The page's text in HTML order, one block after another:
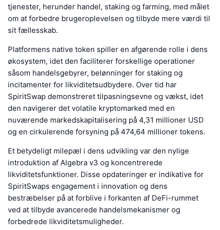
tjenester, herunder handel, staking og farming, med målet
om at forbedre brugeroplevelsen og tilbyde mere værdi til
sit fællesskab.
Platformens native token spiller en afgørende rolle i dens
økosystem, idet den faciliterer forskellige operationer
såsom handelsgebyrer, belønninger for staking og
incitamenter for likviditetsudbydere. Over tid har
SpiritSwap demonstreret tilpasningsevne og vækst, idet
den navigerer det volatile kryptomarked med en
nuværende markedskapitalisering på 4,31 millioner USD
og en cirkulerende forsyning på 474,64 millioner tokens.
Et betydeligt milepæl i dens udvikling var den nylige
introduktion af Algebra v3 og koncentrerede
likviditetsfunktioner. Disse opdateringer er indikative for
SpiritSwaps engagement i innovation og dens
bestræbelser på at forblive i forkanten af DeFi-rummet
ved at tilbyde avancerede handelsmekanismer og
forbedrede likviditetsmuligheder.